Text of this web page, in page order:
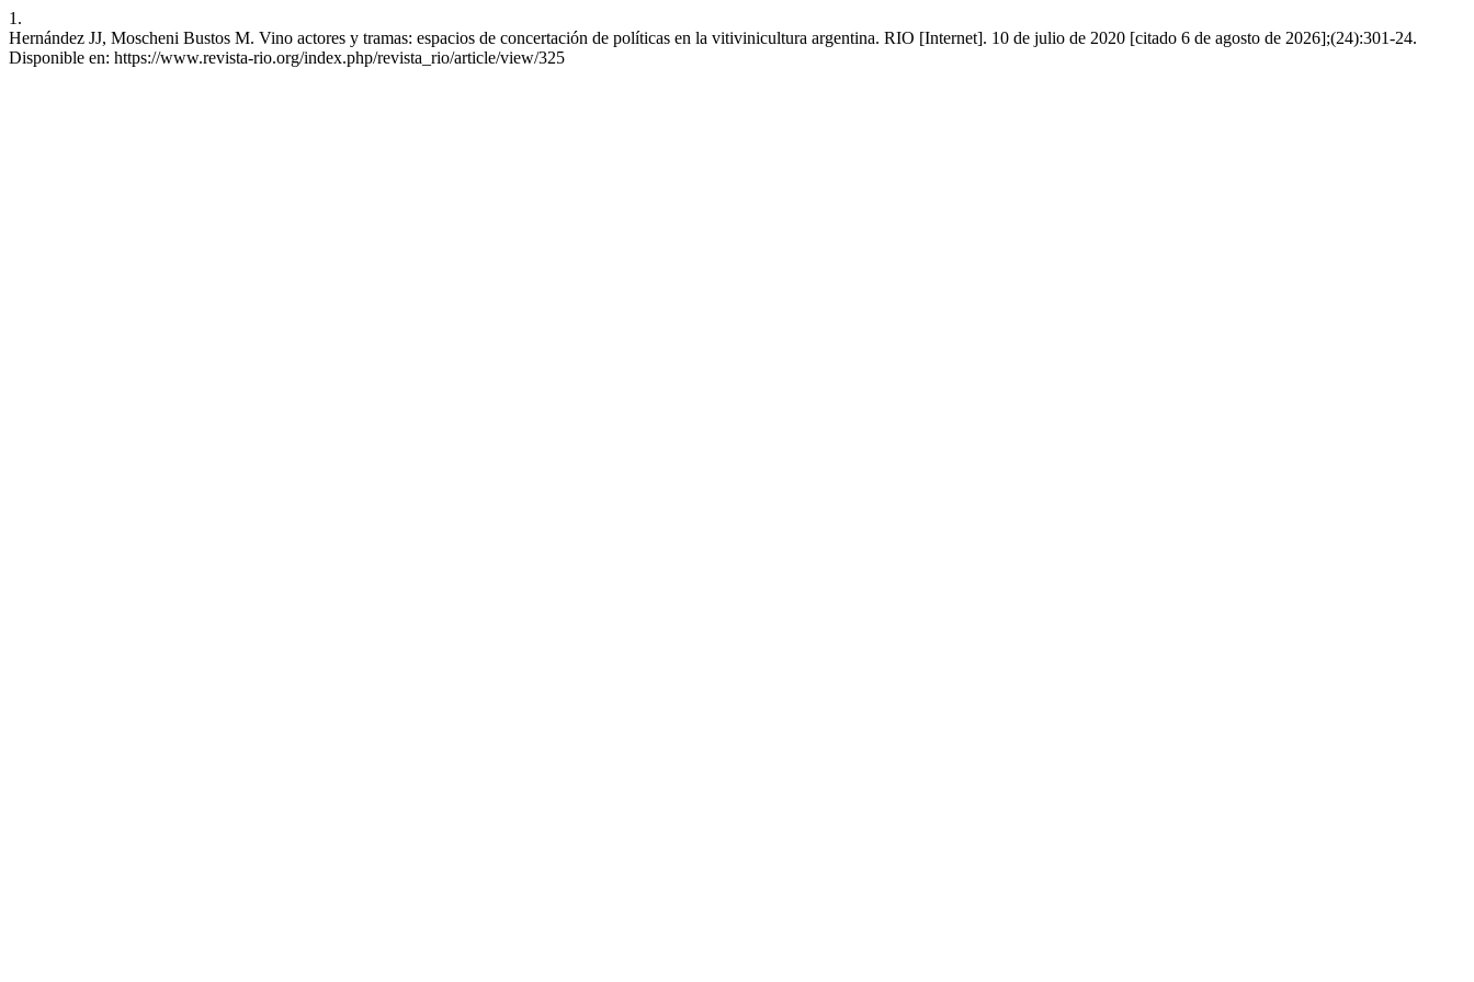
1.
Hernández JJ, Moscheni Bustos M. Vino actores y tramas: espacios de concertación de políticas en la vitivinicultura argentina. RIO [Internet]. 10 de julio de 2020 [citado 6 de agosto de 2026];(24):301-24.
Disponible en: https://www.revista-rio.org/index.php/revista_rio/article/view/325